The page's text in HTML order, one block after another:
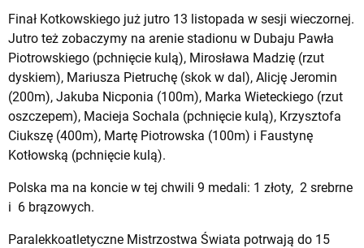
Finał Kotkowskiego już jutro 13 listopada w sesji wieczornej.
Jutro też zobaczymy na arenie stadionu w Dubaju Pawła
Piotrowskiego (pchnięcie kulą), Mirosława Madzię (rzut
dyskiem), Mariusza Pietruchę (skok w dal), Alicję Jeromin
(200m), Jakuba Nicponia (100m), Marka Wieteckiego (rzut
oszczepem), Macieja Sochala (pchnięcie kulą), Krzysztofa
Ciukszę (400m), Martę Piotrowska (100m) i Faustynę
Kotłowską (pchnięcie kulą).
Polska ma na koncie w tej chwili 9 medali: 1 złoty, 2 srebrne
i 6 brązowych.
Paralekkoatletyczne Mistrzostwa Świata potrwają do 15